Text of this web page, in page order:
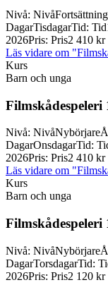
Nivå: NivåFortsättning
DagarTisdagarTid: Tid
2026Pris: Pris2 410 kr
Läs vidare om
Kurs
Barn och unga
Filmskådespeleri
Nivå: NivåNybörjare
DagarOnsdagarTid:
2026Pris: Pris2 410 kr
Läs vidare om
Kurs
Barn och unga
Filmskådespeleri
Nivå: NivåNybörjare
DagarTorsdagarTid:
2026Pris: Pris2 120 kr